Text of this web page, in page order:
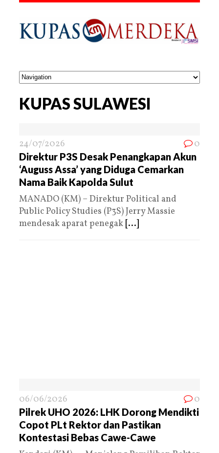
KUPAS SULAWESI
24/07/2026 0
Direktur P3S Desak Penangkapan Akun
‘Auguss Assa’ yang Diduga Cemarkan
Nama Baik Kapolda Sulut
MANADO (KM) – Direktur Political and
Public Policy Studies (P3S) Jerry Massie
mendesak aparat penegak [...]
06/06/2026 0
Pilrek UHO 2026: LHK Dorong Mendikti
Copot PLt Rektor dan Pastikan
Kontestasi Bebas Cawe-Cawe